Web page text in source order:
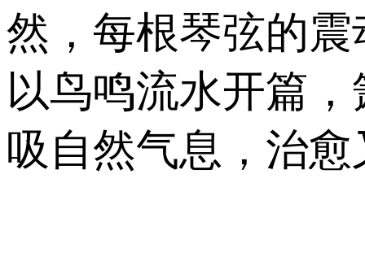
然，每根琴弦的
以鸟鸣流水开篇
吸自然气息，治